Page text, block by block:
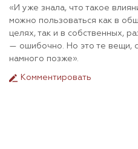
«И уже знала, что такое
можно пользоваться как в
целях, так и в собственных,
— ошибочно. Но это те вещи,
намного позже».
Комментировать